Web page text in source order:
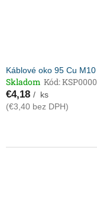
Káblové oko 95 Cu
Skladom Kód:
€4,18 / ks
(€3,40 bez DPH)